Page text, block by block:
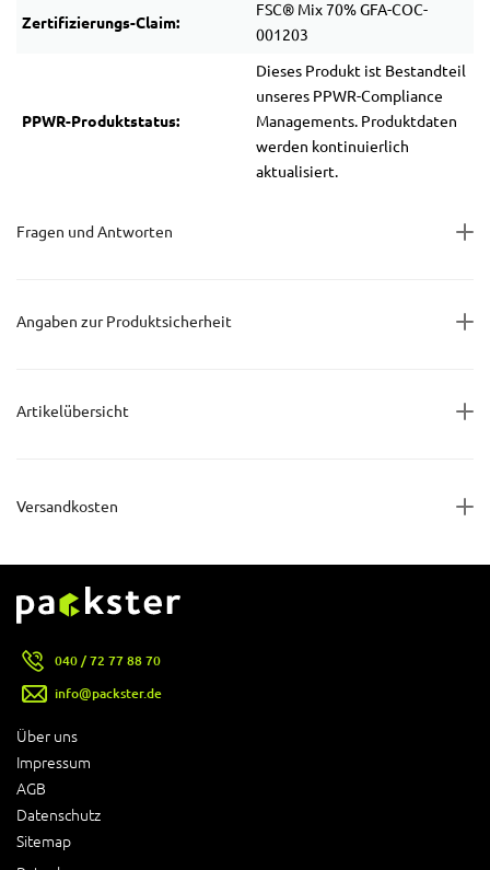
Zertifizierungs-Claim:
FSC® Mix 70% GFA-COC-
001203
PPWR-Produktstatus:
Dieses Produkt ist Bestandteil
unseres PPWR-Compliance
Managements. Produktdaten
werden kontinuierlich
aktualisiert.
Fragen und Antworten
Angaben zur Produktsicherheit
Artikelübersicht
Versandkosten
Über uns
Impressum
AGB
Datenschutz
Sitemap
040 / 72 77 88 70
info@packster.de